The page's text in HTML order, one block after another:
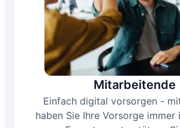
Mitarbeitende
Einfach digital vorsorgen -
haben Sie Ihre Vorsorge immer